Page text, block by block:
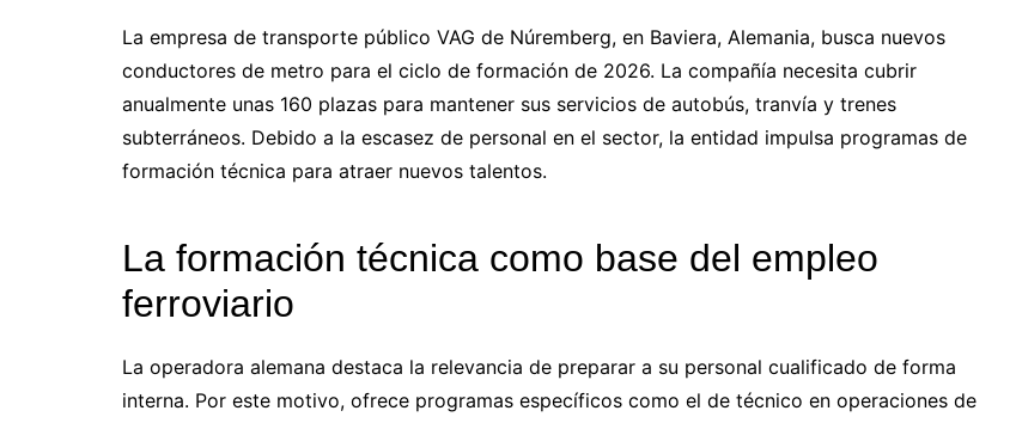
La empresa de transporte público VAG de Núremberg, en Baviera, Alemania, busca nuevos
conductores de metro para el ciclo de formación de 2026. La compañía necesita cubrir
anualmente unas 160 plazas para mantener sus servicios de autobús, tranvía y trenes
subterráneos. Debido a la escasez de personal en el sector, la entidad impulsa programas de
formación técnica para atraer nuevos talentos.
La formación técnica como base del empleo
ferroviario
La operadora alemana destaca la relevancia de preparar a su personal cualificado de forma
interna. Por este motivo, ofrece programas específicos como el de técnico en operaciones de